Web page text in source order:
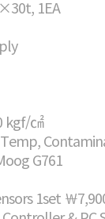
1EA
kgf/㎠
Temp,
G761
1set ￦